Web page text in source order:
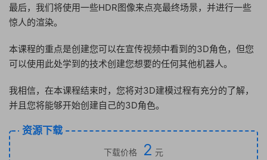
最后，我们将使用一些HDR图像来点亮最终场景，并进行一些
惊人的渲染。
本课程的重点是创建您可以在宣传视频中看到的3D角色，但您
可以使用此处学到的技术创建您想要的任何其他机器人。
我相信，在本课程结束时，您将对3D建模过程有充分的了解，
并且您将能够开始创建自己的3D角色。
资源下载
下载价格 2 元